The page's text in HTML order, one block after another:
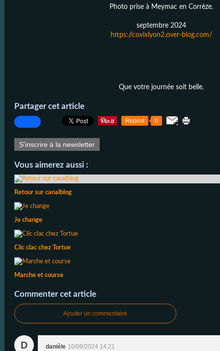
Photo prise à Meymac en Corrèze.
septembre 2024
https://covixlyon2.over-blog.com/
Que votre journée soit belle.
Partager cet article
Repost 0
S'inscrire à la newsletter
Vous aimerez aussi :
Retour sur canalblog
Je change
Clic clac chez Tortue
Marche et course
Commenter cet article
Ajouter un commentaire
D danièle 10/09/2024 14:21